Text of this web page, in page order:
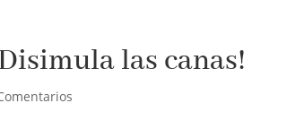
las canas!